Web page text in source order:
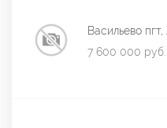
Васильево
7 600 000 руб.